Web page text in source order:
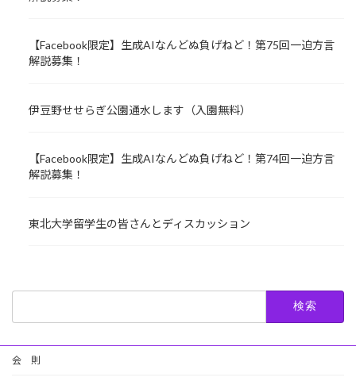
【Facebook限定】生成AIなんどぬ負げねど！第75回一迫方言
解説募集！
伊豆野せせらぎ公園通水します（入園無料）
【Facebook限定】生成AIなんどぬ負げねど！第74回一迫方言
解説募集！
東北大学留学生の皆さんとディスカッション
会 則